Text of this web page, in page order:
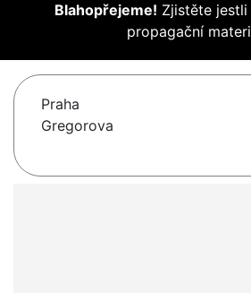
Blahopřejeme! Zjistěte
propagační
Praha
Gregorova